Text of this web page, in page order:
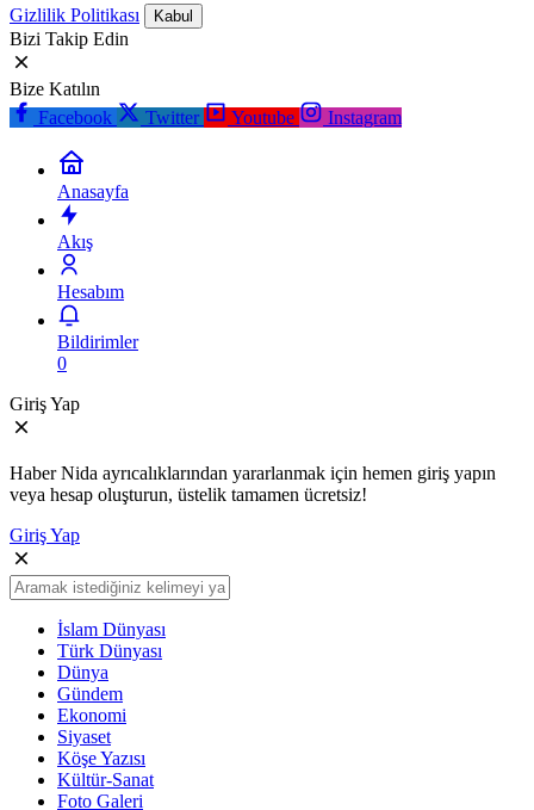
Gizlilik Politikası Kabul
Bizi Takip Edin
Bize Katılın
Facebook
Twitter Youtube Instagram
Anasayfa
Akış
Hesabım
Bildirimler
0
Giriş Yap
Haber Nida ayrıcalıklarından yararlanmak için hemen giriş yapın
veya hesap oluşturun, üstelik tamamen ücretsiz!
Giriş Yap
İslam Dünyası
Türk Dünyası
Dünya
Gündem
Ekonomi
Siyaset
Köşe Yazısı
Kültür-Sanat
Foto Galeri